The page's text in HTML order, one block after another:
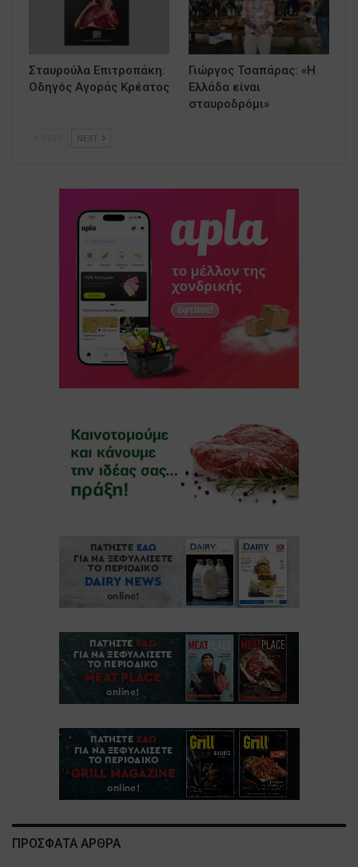
Σταυρούλα Επιτροπάκη:
Οδηγός Αγοράς Κρέατος
Γιώργος Τσαπάρας: «Η
Ελλάδα είναι
σταυροδρόμι»
NEXT
ΠΡΟΣΦΑΤΑ ΑΡΘΡΑ